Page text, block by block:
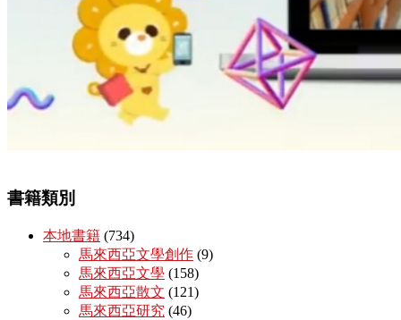
書籍類別
本地書籍 (734)
馬來西亞文學創作 (9)
馬來西亞文學 (158)
馬來西亞散文 (121)
馬來西亞研究 (46)